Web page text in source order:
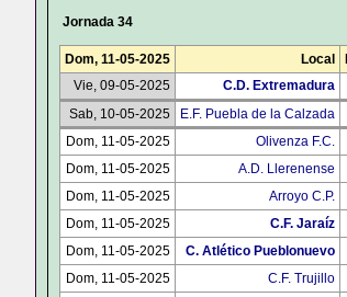
Jornada 34
Dom, 11-05-2025 Local
Vie, 09-05-2025
C.D. Extremadura
Sab, 10-05-2025
E.F. Puebla de la Calzada
Dom, 11-05-2025
Olivenza F.C.
Dom, 11-05-2025
A.D. Llerenense
Dom, 11-05-2025
Arroyo C.P.
Dom, 11-05-2025
C.F. Jaraíz
Dom, 11-05-2025
C. Atlético Pueblonuevo
Dom, 11-05-2025
C.F. Trujillo